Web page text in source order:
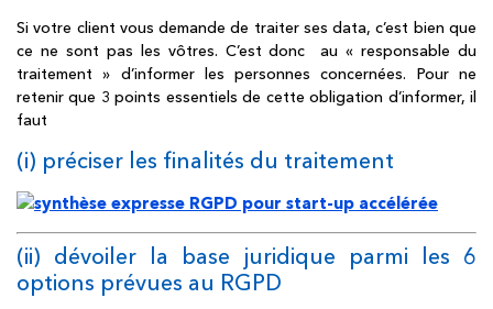
Si votre client vous demande de traiter ses data, c’est bien que
ce ne sont pas les vôtres. C’est donc au « responsable du
traitement » d’informer les personnes concernées. Pour ne
retenir que 3 points essentiels de cette obligation d’informer, il
faut
(i) préciser les finalités du traitement
(ii) dévoiler la base juridique parmi les 6
options prévues au RGPD